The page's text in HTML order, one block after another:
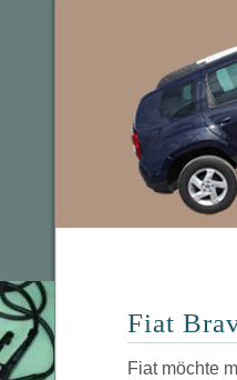
Fiat
Fiat möchte